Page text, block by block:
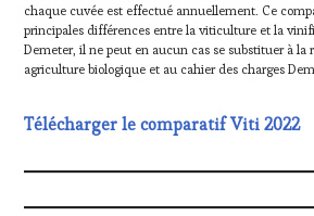
chaque cuvée est effectué annuellement. Ce
principales différences entre la viticulture et la
Demeter, il ne peut en aucun cas se substituer à la
agriculture biologique et au cahier des charges
Télécharger le comparatif Viti 2022